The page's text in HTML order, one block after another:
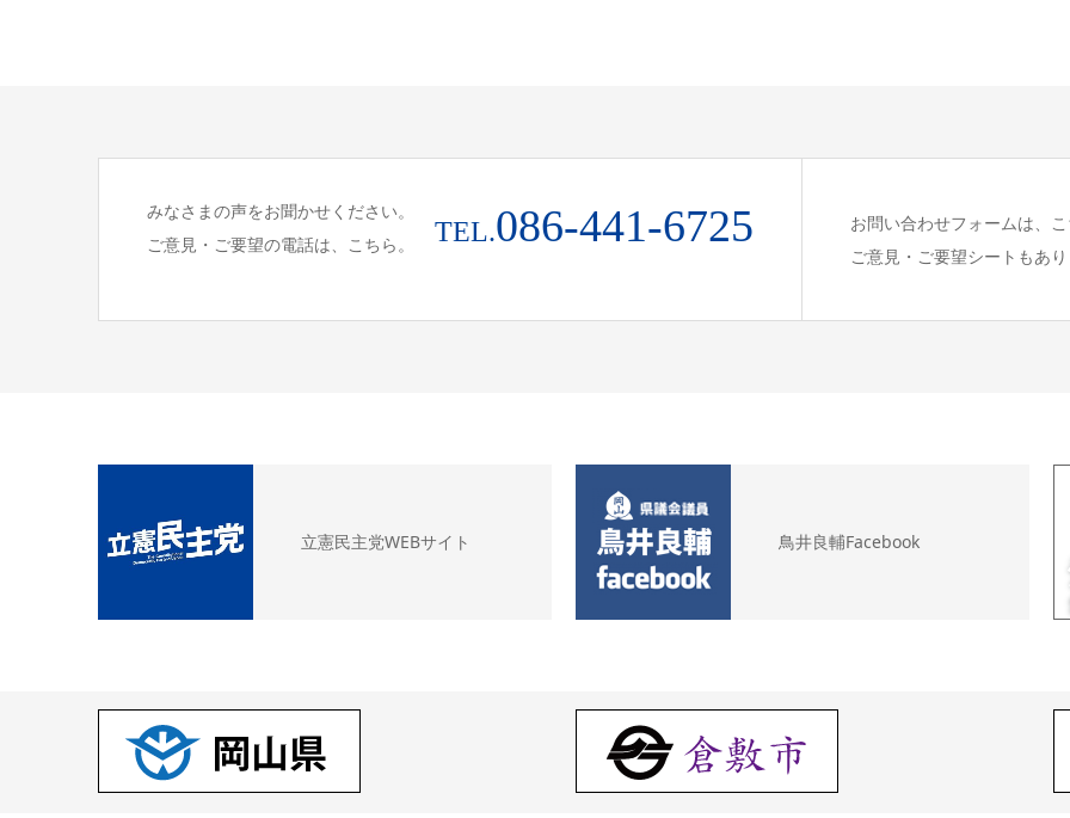
みなさまの声をお聞かせください。
ご意見・ご要望の電話は、こちら。
TEL.086-441-6725
お問い合わせフォームは、
ご意見・ご要望シートもあ
立憲民主党WEBサイト 鳥井良輔Facebook